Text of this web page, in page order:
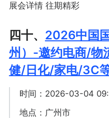
展会详情 往期精彩
四十、 2026中国
州）-邀约电商/物
健/日化/家电/3C
时间：2026-03-04
地点：广州市